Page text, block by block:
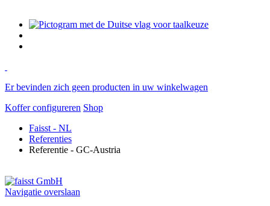
Er bevinden zich geen producten in uw winkelwagen
Koffer configureren Shop
Faisst - NL
Referenties
Referentie - GC-Austria
Navigatie overslaan